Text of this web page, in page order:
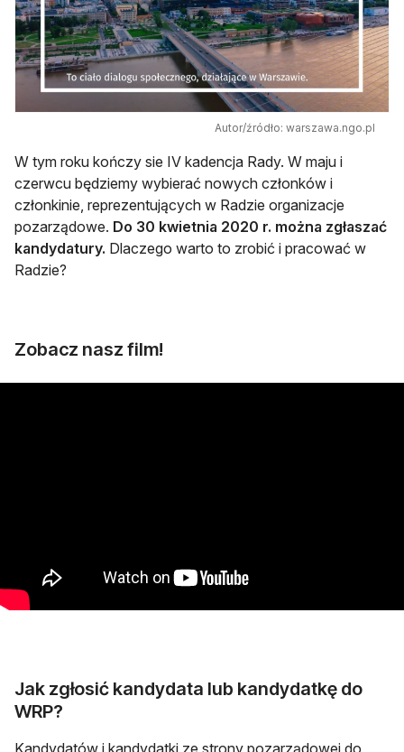
Autor/źródło: warszawa.ngo.pl
W tym roku kończy sie IV kadencja Rady. W maju i
czerwcu będziemy wybierać nowych członków i
członkinie, reprezentujących w Radzie organizacje
pozarządowe. Do 30 kwietnia 2020 r. można zgłaszać
kandydatury. Dlaczego warto to zrobić i pracować w
Radzie?
Zobacz nasz film!
Jak zgłosić kandydata lub kandydatkę do
WRP?
Kandydatów i kandydatki ze strony pozarządowej do